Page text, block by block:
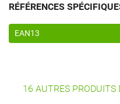
RÉFÉRENCES
EAN13
16 AUTRES PRODUITS